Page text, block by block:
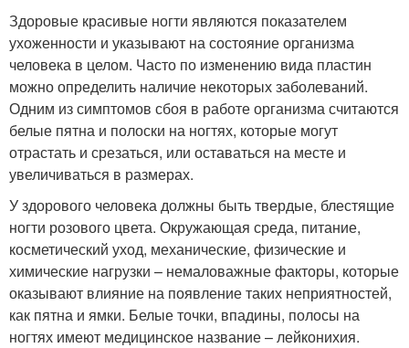
Здоровые красивые ногти являются показателем
ухоженности и указывают на состояние организма
человека в целом. Часто по изменению вида пластин
можно определить наличие некоторых заболеваний.
Одним из симптомов сбоя в работе организма считаются
белые пятна и полоски на ногтях, которые могут
отрастать и срезаться, или оставаться на месте и
увеличиваться в размерах.
У здорового человека должны быть твердые, блестящие
ногти розового цвета. Окружающая среда, питание,
косметический уход, механические, физические и
химические нагрузки – немаловажные факторы, которые
оказывают влияние на появление таких неприятностей,
как пятна и ямки. Белые точки, впадины, полосы на
ногтях имеют медицинское название – лейконихия.